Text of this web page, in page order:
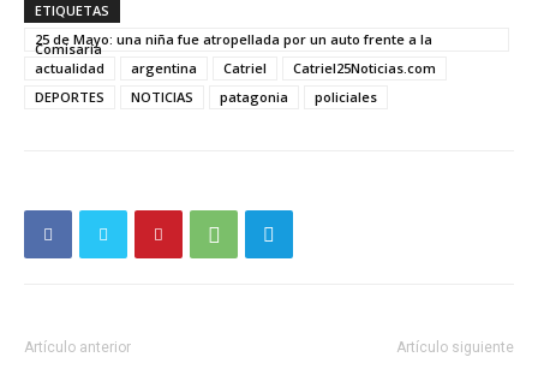
ETIQUETAS
25 de Mayo: una niña fue atropellada por un auto frente a la
Comisaría
actualidad
argentina Catriel
Catriel25Noticias.com
DEPORTES
NOTICIAS patagonia policiales
Artículo anterior Artículo siguiente